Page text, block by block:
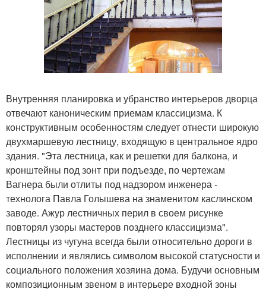
Внутренняя планировка и убранство интерьеров дворца
отвечают каноническим приемам классицизма. К
конструктивным особенностям следует отнести широкую
двухмаршевую лестницу, входящую в центральное ядро
здания. "Эта лестница, как и решетки для балкона, и
кронштейны под зонт при подъезде, по чертежам
Вагнера были отлиты под надзором инженера -
технолога Павла Голышева на знаменитом каслинском
заводе. Ажур лестничных перил в своем рисунке
повторял узоры мастеров позднего классицизма".
Лестницы из чугуна всегда были относительно дороги в
исполнении и являлись символом высокой статусности и
социального положения хозяина дома. Будучи основным
композиционным звеном в интерьере входной зоны